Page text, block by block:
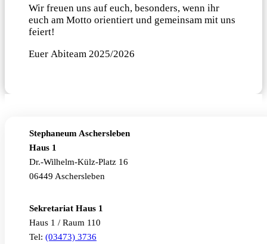
Wir freuen uns auf euch, besonders, wenn ihr
euch am Motto orientiert und gemeinsam mit uns
feiert!
Euer Abiteam 2025/2026
Stephaneum Aschersleben
Haus 1
Dr.-Wilhelm-Külz-Platz 16
06449 Aschersleben
Sekretariat Haus 1
Haus 1 / Raum 110
Tel: (03473) 3736